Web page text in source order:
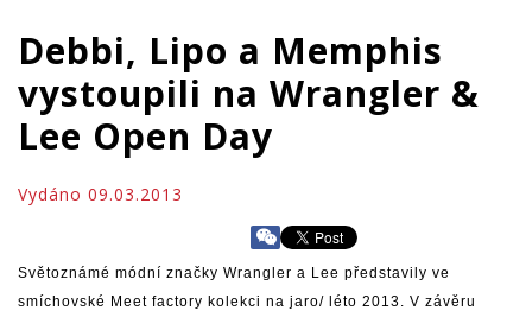
Debbi, Lipo a Memphis
vystoupili na Wrangler &
Lee Open Day
Vydáno 09.03.2013
Světoznámé módní značky Wrangler a Lee představily ve
smíchovské Meet factory kolekci na jaro/ léto 2013. V závěru